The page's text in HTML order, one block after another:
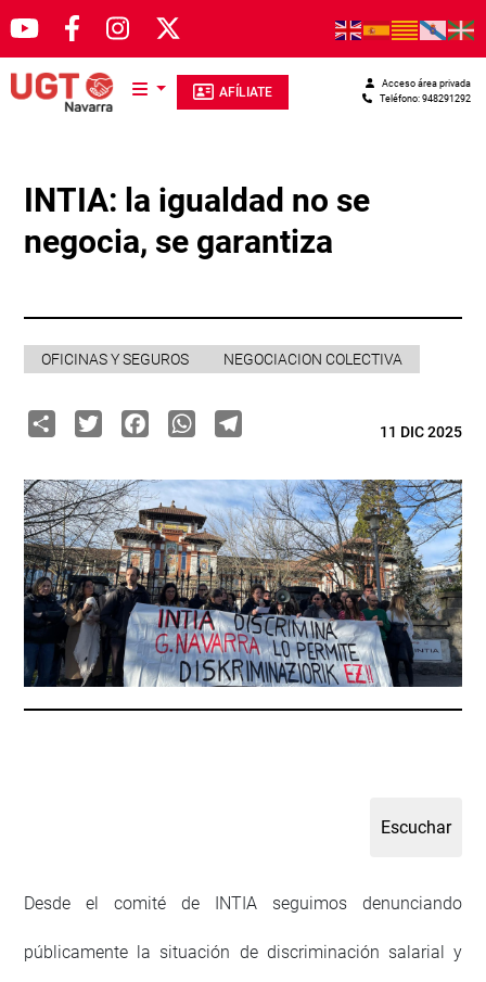
Pasar al contenido principal
AFÍLIATE Teléfono: 948291292
Acceso área privada
INTIA: la igualdad no se
negocia, se garantiza
OFICINAS Y SEGUROS NEGOCIACION COLECTIVA
ShareTwitterFacebook
WhatsApp
Telegram11 DIC 2025
Desde el comité de INTIA seguimos denunciando
públicamente la situación de discriminación salarial y